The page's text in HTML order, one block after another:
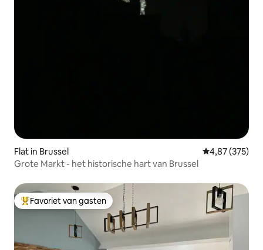
Flat in Brussel Gemiddelde
4,87 (375)
Grote Markt - het historische hart van Brussel
Topfavoriet van gasten
Favoriet van gasten